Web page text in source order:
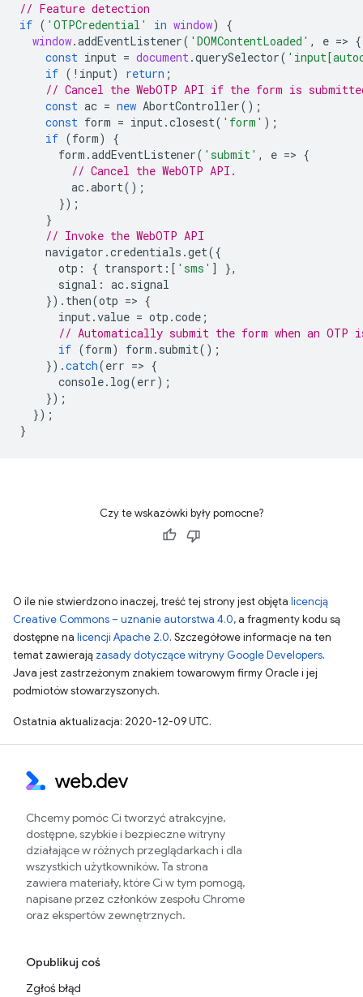
// Feature detection
if ( 'OTPCredential' in window)
{
window.addEventListener( 'DOMContentLoaded' , e => {
const input = document.querySelector(
if ( ! input) return ;
// Cancel the WebOTP API if the form is
const ac = new AbortController();
const form = input.closest( 'form' );
if (form)
{
form .addEventListener( 'submit' , e => {
// Cancel the WebOTP API.
ac.abort();
});
}
// Invoke the WebOTP API
navigator .credentials .get({
otp : { transport : [ 'sms' ]
},
signal : ac. signal
}). then(otp => {
input.value = otp .code ;
// Automatically submit the form when an OTP
if (form) form . submit();
}).catch(err => {
console. log(err);
});
});
}
Czy te wskazówki były pomocne?
O ile nie stwierdzono inaczej, treść tej strony jest objęta licencją
Creative Commons – uznanie autorstwa 4.0, a fragmenty kodu są
dostępne na licencji Apache 2.0. Szczegółowe informacje na ten
temat zawierają zasady dotyczące witryny Google Developers.
Java jest zastrzeżonym znakiem towarowym firmy Oracle i jej
podmiotów stowarzyszonych.
Ostatnia aktualizacja: 2020-12-09 UTC.
Chcemy pomóc Ci tworzyć atrakcyjne,
dostępne, szybkie i bezpieczne witryny
działające w różnych przeglądarkach i dla
wszystkich użytkowników. Ta strona
zawiera materiały, które Ci w tym pomogą,
napisane przez członków zespołu Chrome
oraz ekspertów zewnętrznych.
Opublikuj coś
Zgłoś błąd